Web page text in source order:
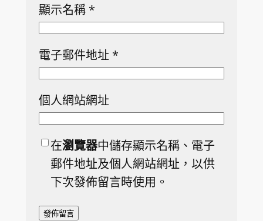
顯示名稱 *
電子郵件地址 *
個人網站網址
在瀏覽器中儲存顯示名稱、電子
郵件地址及個人網站網址，以供
下次發佈留言時使用。